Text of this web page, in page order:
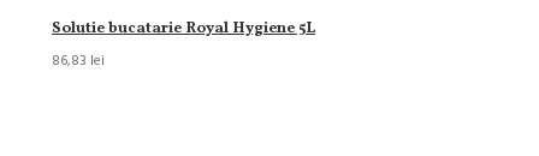
Solutie bucatarie Royal Hygiene 5L
86,83 lei